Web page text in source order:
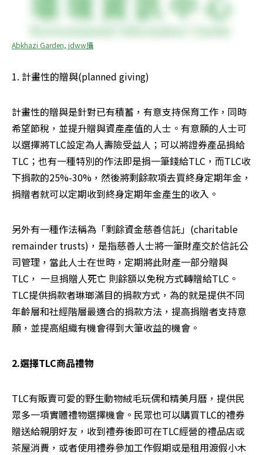
Abkhazi Garden, jdww攝
1. 計畫性的贈與(planned giving)
計畫性的贈與是針對已有積蓄，有意支持保育工作，同時
希望節稅，並提升贈與資產產值的人士。有意願的人士可
以選擇將TLC設定為人壽險受益人；可以將證券產品捐給
TLC；也有一種特別的作法即是捐一筆錢給TLC，而TLC收
下捐款的25%-30%，然後將剩餘款項去買終身定期年金，
捐贈者就可以定期收到終身定期年金產生的收入。
另外有一種作法稱為「剩餘資金慈善信託」(charitable
remainder trusts)，是指慈善人士將一筆財產交於信託公
司管理，當此人士在世時，定期將此財產一部分贈與
TLC， 一旦捐贈人死亡 則餘額以免稅方式轉贈給TLC。
TLC提供捐款者琳瑯滿目的捐款方式，為的就是提供不同
年齡層和社經階層最適合的捐款方法，提高捐贈者支持意
願，並提高組織有機會得到大筆收益的機會。
2.選擇TLC商品禮物
TLC有販賣可愛的野生動物絨毛玩偶和精美月曆，提供民
眾多一項實體禮物選擇機會。民眾也可以購買TLC的禮券
贈送給親朋好友，收到禮券後即可在TLC經營的禮品店或
茶屋消費，或者使用禮券參加工作假期或是租用渡假小木